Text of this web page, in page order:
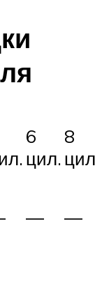
6
цил.
8
— —